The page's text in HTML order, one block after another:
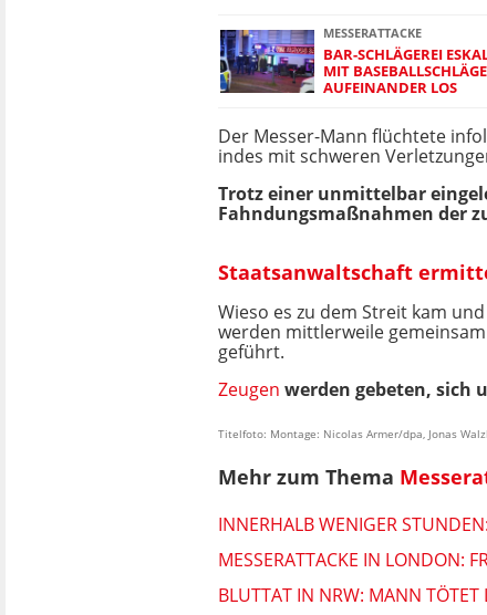
MESSERATTACKE
BAR-SCHLÄGEREI
MIT
AUFEINANDER LOS
Der Messer-Mann flüchtete
indes mit schweren
Trotz einer unmittelbar
Fahndungsmaßnahmen der
Staatsanwaltschaft
Wieso es zu dem Streit kam
werden mittlerweile
geführt.
Zeugen werden gebeten, sich
Titelfoto: Montage: Nicolas Armer/dpa, Jonas
Mehr zum Thema
INNERHALB WENIGER
MESSERATTACKE IN LONDON:
BLUTTAT IN NRW: MANN TÖTET